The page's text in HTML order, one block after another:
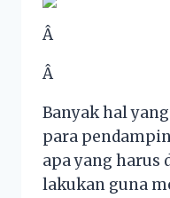
Â
Â
Banyak hal
para
apa yang harus
lakukan guna